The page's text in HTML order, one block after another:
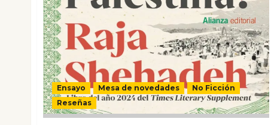
Ensayo Mesa de novedades
No Ficción
Reseñas